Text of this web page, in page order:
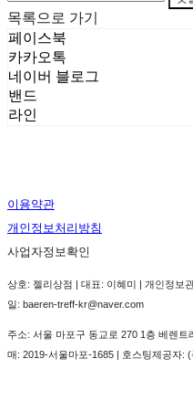
목록으로 가기
페이스북
카카오톡
네이버 블로그
밴드
라인
이용약관
개인정보처리방침
사업자정보확인
상호: 젤리상점 | 대표: 이혜미 | 개인정보
일: baeren-treff-kr@naver.com
주소: 서울 마포구 동교로 270 1층 베렌트
매: 2019-서울마포-1685 | 호스팅제공자: